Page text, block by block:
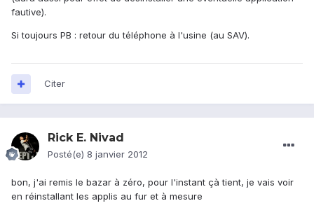
fautive).
Si toujours PB : retour du téléphone à l'usine (au SAV).
Citer
Rick E. Nivad
Posté(e) 8 janvier 2012
bon, j'ai remis le bazar à zéro, pour l'instant çà tient, je vais voir
en réinstallant les applis au fur et à mesure